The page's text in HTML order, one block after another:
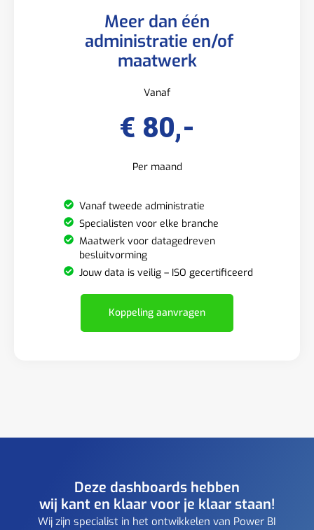
Meer dan één
administratie en/of
maatwerk
Vanaf
€ 80,-
Per maand
Vanaf tweede administratie
Specialisten voor elke branche
Maatwerk voor datagedreven
besluitvorming
Jouw data is veilig – ISO gecertificeerd
Koppeling aanvragen
Deze dashboards hebben
wij kant en klaar voor je klaar staan!
Wij zijn specialist in het ontwikkelen van Power BI